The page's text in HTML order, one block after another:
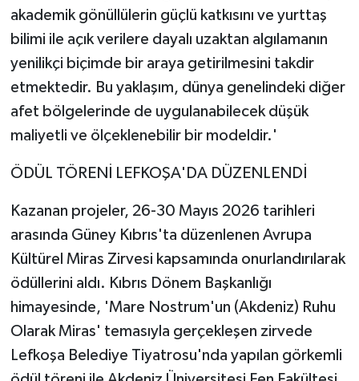
akademik gönüllülerin güçlü katkısını ve yurttaş
bilimi ile açık verilere dayalı uzaktan algılamanın
yenilikçi biçimde bir araya getirilmesini takdir
etmektedir. Bu yaklaşım, dünya genelindeki diğer
afet bölgelerinde de uygulanabilecek düşük
maliyetli ve ölçeklenebilir bir modeldir.'
ÖDÜL TÖRENİ LEFKOŞA'DA DÜZENLENDİ
Kazanan projeler, 26-30 Mayıs 2026 tarihleri
arasında Güney Kıbrıs'ta düzenlenen Avrupa
Kültürel Miras Zirvesi kapsamında onurlandırılarak
ödüllerini aldı. Kıbrıs Dönem Başkanlığı
himayesinde, 'Mare Nostrum'un (Akdeniz) Ruhu
Olarak Miras' temasıyla gerçekleşen zirvede
Lefkoşa Belediye Tiyatrosu'nda yapılan görkemli